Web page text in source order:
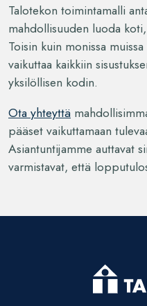
Talotekon toimintamalli
mahdollisuuden luoda
Toisin kuin monissa
vaikuttaa kaikkiin
yksilöllisen kodin.
Ota yhteyttä
pääset vaikuttamaan
Asiantuntijamme auttavat
varmistavat, että